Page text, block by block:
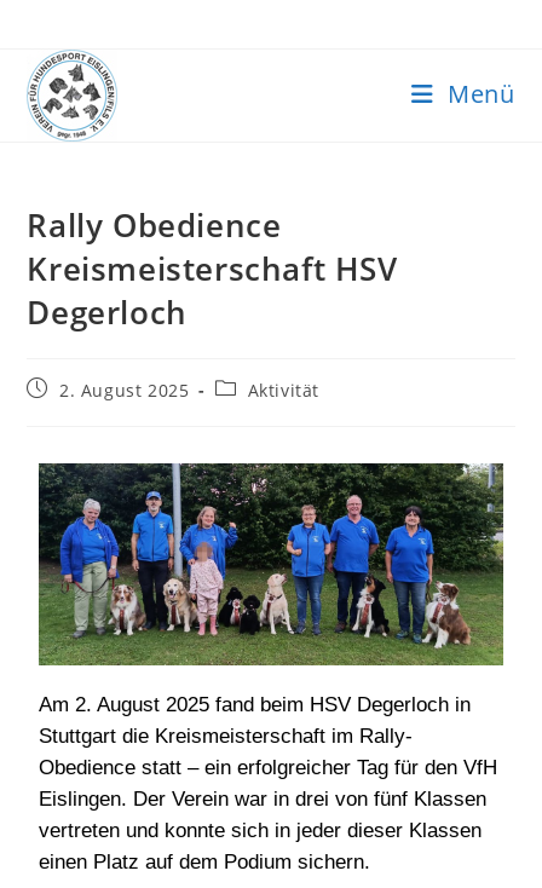
Menü
Rally Obedience
Kreismeisterschaft HSV
Degerloch
2. August 2025 Aktivität
Am 2. August 2025 fand beim HSV Degerloch in
Stuttgart die Kreismeisterschaft im Rally-
Obedience statt – ein erfolgreicher Tag für den VfH
Eislingen. Der Verein war in drei von fünf Klassen
vertreten und konnte sich in jeder dieser Klassen
einen Platz auf dem Podium sichern.